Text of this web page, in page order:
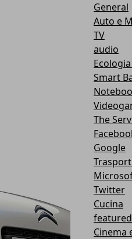
General
Auto e
TV
audio
Smart
The
Google
Twitter
Cucina
featured
Cinema